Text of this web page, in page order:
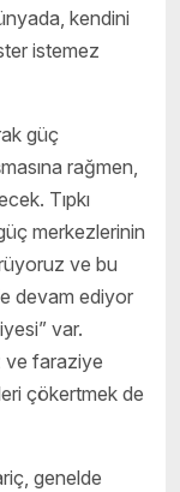
kendini
istemez
güç
rağmen,
Tıpkı
merkezlerinin
ve bu
devam ediyor
var.
ve faraziye
çökertmek de
genelde